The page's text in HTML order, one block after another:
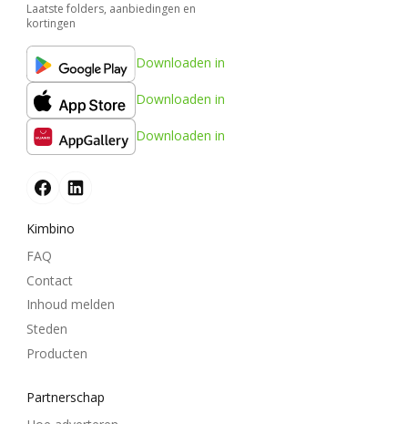
Laatste folders, aanbiedingen en
kortingen
Downloaden in
Downloaden in
Downloaden in
Kimbino
FAQ
Contact
Inhoud melden
Steden
Producten
Partnerschap